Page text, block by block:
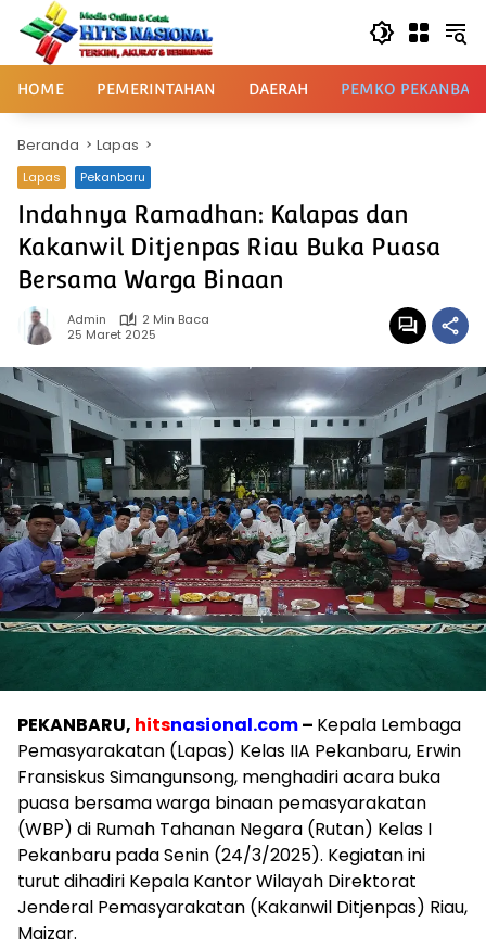
Langsung
konten
HOME PEMERINTAHAN DAERAH PEMKO
Beranda Lapas
Lapas Pekanbaru
Indahnya Ramadhan: Kalapas dan
Kakanwil Ditjenpas Riau Buka Puasa
Bersama Warga Binaan
Admin
2 Min Baca
25 Maret 2025
PEKANBARU, hitsnasional.com– Kepala Lembaga
Pemasyarakatan (Lapas) Kelas IIA Pekanbaru, Erwin
Fransiskus Simangunsong, menghadiri acara buka
puasa bersama warga binaan pemasyarakatan
(WBP) di Rumah Tahanan Negara (Rutan) Kelas I
Pekanbaru pada Senin (24/3/2025). Kegiatan ini
turut dihadiri Kepala Kantor Wilayah Direktorat
Jenderal Pemasyarakatan (Kakanwil Ditjenpas) Riau,
Maizar.